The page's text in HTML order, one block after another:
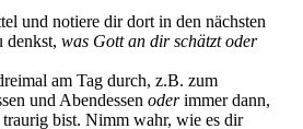
und notiere dir dort in den nächsten
denkst, was Gott an dir schätzt oder
am Tag durch, z.B. zum
und Abendessen oderimmer dann,
bist. Nimm wahr, wie es dir